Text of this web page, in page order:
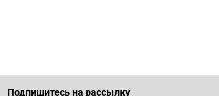
Подпишитесь на рассылку